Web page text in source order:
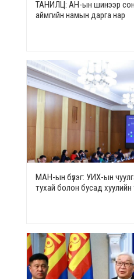
ТАНИЛЦ: АН-ын шинээр
аймгийн намын дарга нар
МАН-ын бүлэг: УИХ-ын
тухай болон бусад хуулийн